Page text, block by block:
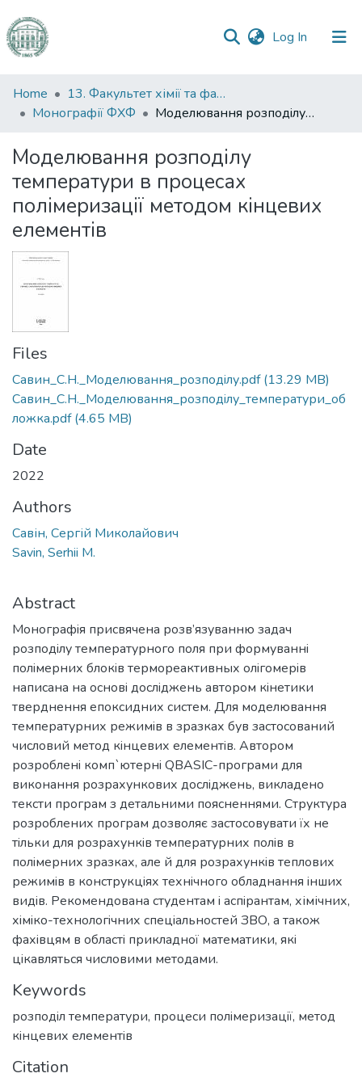
Log In (current)
Communities
&
All of DSpace
Statistics
Home
13. Факультет хімії та фармації
Монографії ФХФ
Моделювання розподiлу температури в процесах полiмеризацiï методом кiнцевих елементiв
Моделювання розподiлу
температури в процесах
полiмеризацiï методом кiнцевих
елементiв
Files
Савин_С.Н._Моделювання_розподiлу.pdf(13.29 MB)
Савин_С.Н._Моделювання_розподiлу_температури_об
ложка.pdf(4.65 MB)
Date
2022
Authors
Савін, Сергій Миколайович
Savin, Serhii M.
Abstract
Монографiя присвячена розв’язуванню задач
розподiлу температурного поля при формуваннi
полiмерних блокiв термореактивных олiгомерiв
написана на основi дослiджень автором кiнетики
тверднення епоксидних систем. Для моделювання
температурних режимiв в зразках був застосований
числовий метод кiнцевих елементiв. Автором
розробленi комп`ютернi QBASIC-програми для
виконання розрахункових дослiджень, викладено
тексти програм з детальними поясненнями. Структура
розроблених програм дозволяє застосовувати їх не
тiльки для розрахункiв температурних полiв в
полiмерних зразках, але й для розрахункiв теплових
режимiв в конструкцiях технiчного обладнання iнших
видiв. Рекомендована студентам i аспiрантам, хімічних,
хiмiко-технологiчних спецiальностей ЗВО, а також
фахiвцям в областi прикладної математики, якi
цiкавляться числовими методами.
Keywords
розподiл температури, процеси полiмеризацiï, метод
кiнцевих елементiв
Citation